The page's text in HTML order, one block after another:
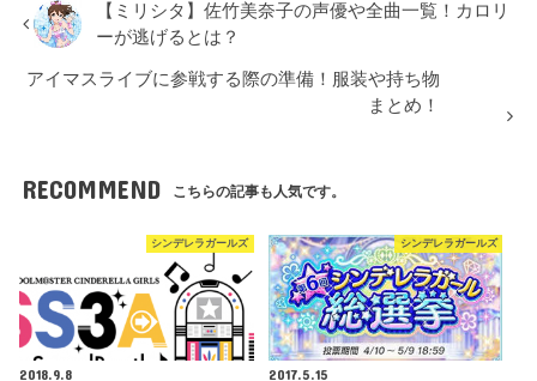
【ミリシタ】佐竹美奈子の声優や全曲一覧！カロリ
ーが逃げるとは？
アイマスライブに参戦する際の準備！服装や持ち物
まとめ！
RECOMMEND こちらの記事も人気です。
シンデレラガールズ
2018.9.8
シンデレラガールズ
2017.5.15